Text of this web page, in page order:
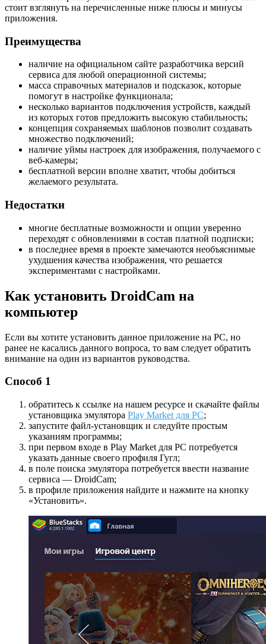
стоит взглянуть на перечисленные ниже плюсы и минусы
приложения.
Преимущества
наличие на официальном сайте разработчика версий
сервиса для любой операционной системы;
масса справочных материалов и подсказок, которые
помогут в настройке функционала;
несколько вариантов подключения устройств, каждый
из которых готов предложить высокую стабильность;
концепция сохраняемых шаблонов позволит создавать
множество подключений;
наличие уймы настроек для изображения, получаемого с
веб-камеры;
бесплатной версии вполне хватит, чтобы добиться
желаемого результата.
Недостатки
многие бесплатные возможности и опции уверенно
переходят с обновлениями в состав платной подписки;
в последнее время в проекте замечаются необъяснимые
ухудшения качества изображения, что решается
экспериментами с настройками.
Как установить DroidCam на
компьютер
Если вы хотите установить данное приложение на PC, но
ранее не касались данного вопроса, то вам следует обратить
внимание на один из вариантов руководства.
Способ 1
обратитесь к ссылке на нашем ресурсе и скачайте файлы
установщика эмулятора Play Market для PC;
запустите файл-установщик и следуйте простым
указаниям программы;
при первом входе в Play Market для PC потребуется
указать данные своего профиля Гугл;
в поле поиска эмулятора потребуется ввести название
сервиса — DroidCam;
в профиле приложения найдите и нажмите на кнопку
«Установить».